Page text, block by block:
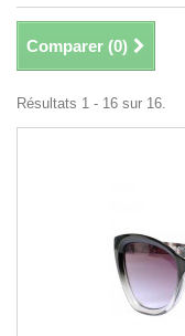
Comparer (0)
Résultats 1 - 16 sur 16.